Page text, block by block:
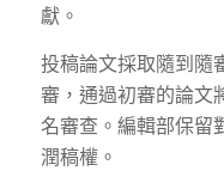
獻。
投稿論文採取隨到隨
審，通過初審的論文
名審查。編輯部保留
潤稿權。